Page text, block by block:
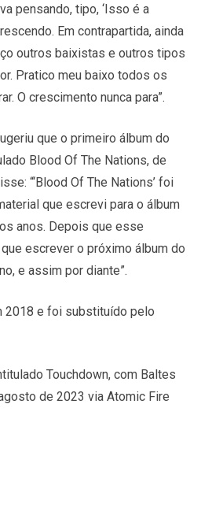
pensando, tipo, ‘Isso é a
Em contrapartida, ainda
outros baixistas e outros tipos
Pratico meu baixo todos os
O crescimento nunca para”.
que o primeiro álbum do
Blood Of The Nations, de
“‘Blood Of The Nations’ foi
que escrevi para o álbum
anos. Depois que esse
escrever o próximo álbum do
e assim por diante”.
2018 e foi substituído pelo
Touchdown, com Baltes
de 2023 via Atomic Fire